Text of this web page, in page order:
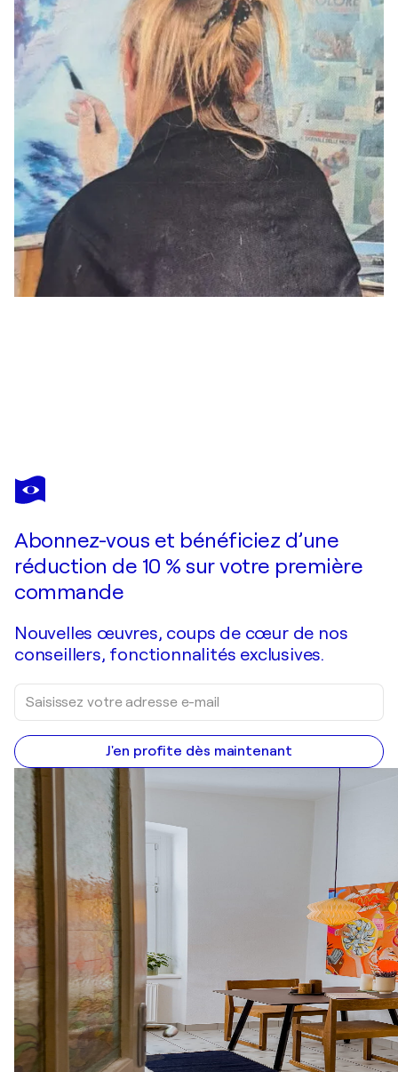
DIDY
Rubino
Abonnez-vous et bénéficiez d’une
réduction de 10 % sur votre première
commande
Nouvelles œuvres, coups de cœur de nos
conseillers, fonctionnalités exclusives.
J'en profite dès maintenant